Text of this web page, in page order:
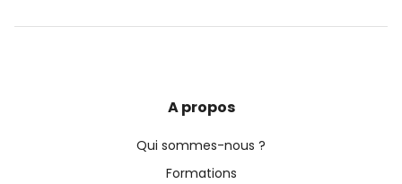
A propos
Qui sommes-nous ?
Formations